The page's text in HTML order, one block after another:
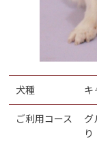
犬種
ご利用コース
り